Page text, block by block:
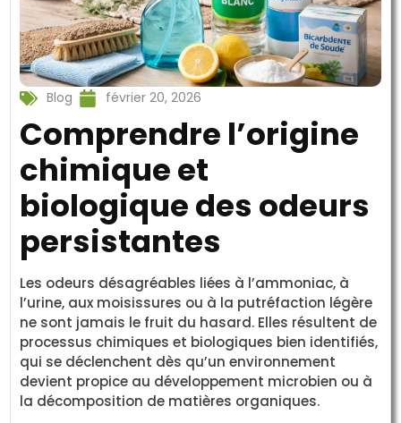
Blog février 20, 2026
Comprendre l’origine
chimique et
biologique des odeurs
persistantes
Les odeurs désagréables liées à l’ammoniac, à
l’urine, aux moisissures ou à la putréfaction légère
ne sont jamais le fruit du hasard. Elles résultent de
processus chimiques et biologiques bien identifiés,
qui se déclenchent dès qu’un environnement
devient propice au développement microbien ou à
la décomposition de matières organiques.